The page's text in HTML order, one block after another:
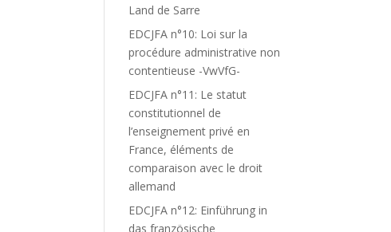
Land de Sarre
EDCJFA n°10: Loi sur la
procédure administrative non
contentieuse -VwVfG-
EDCJFA n°11: Le statut
constitutionnel de
l’enseignement privé en
France, éléments de
comparaison avec le droit
allemand
EDCJFA n°12: Einführung in
das französische